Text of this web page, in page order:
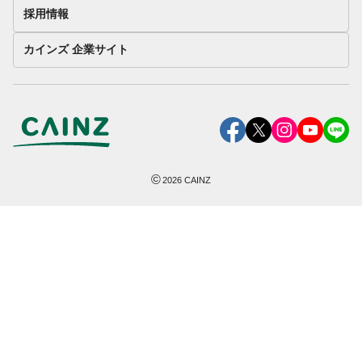
採用情報
カインズ 企業サイト
©2026 CAINZ